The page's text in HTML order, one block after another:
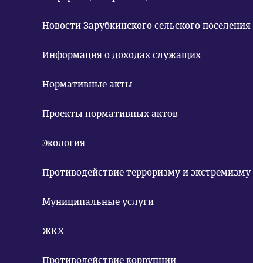
Новости Зарубкинского сельского поселения
Информация о доходах служащих
Нормативные акты
Проекты нормативных актов
Экология
Противодействие терроризму и экстремизму
Муниципальные услуги
ЖКХ
Противодействие коррупции